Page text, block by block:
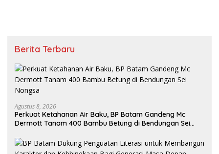
Berita Terbaru
Agustus 8, 2026
Perkuat Ketahanan Air Baku, BP Batam Gandeng Mc
Dermott Tanam 400 Bambu Betung di Bendungan Sei